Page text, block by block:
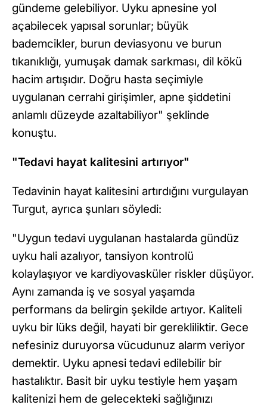
gündeme gelebiliyor. Uyku apnesine yol
açabilecek yapısal sorunlar; büyük
bademcikler, burun deviasyonu ve burun
tıkanıklığı, yumuşak damak sarkması, dil kökü
hacim artışıdır. Doğru hasta seçimiyle
uygulanan cerrahi girişimler, apne şiddetini
anlamlı düzeyde azaltabiliyor" şeklinde
konuştu.
"Tedavi hayat kalitesini artırıyor"
Tedavinin hayat kalitesini artırdığını vurgulayan
Turgut, ayrıca şunları söyledi:
"Uygun tedavi uygulanan hastalarda gündüz
uyku hali azalıyor, tansiyon kontrolü
kolaylaşıyor ve kardiyovasküler riskler düşüyor.
Aynı zamanda iş ve sosyal yaşamda
performans da belirgin şekilde artıyor. Kaliteli
uyku bir lüks değil, hayati bir gerekliliktir. Gece
nefesiniz duruyorsa vücudunuz alarm veriyor
demektir. Uyku apnesi tedavi edilebilir bir
hastalıktır. Basit bir uyku testiyle hem yaşam
kalitenizi hem de gelecekteki sağlığınızı